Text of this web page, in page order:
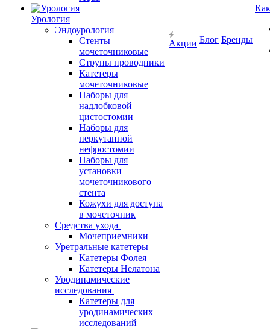
Урология
Эндоурология
Стенты
мочеточниковые
Струны проводники
Катетеры
мочеточниковые
Наборы для
надлобковой
цистостомии
Наборы для
перкутанной
нефростомии
Наборы для
установки
мочеточникового
стента
Кожухи для доступа
в мочеточник
Средства ухода
Мочеприемники
Уретральные катетеры
Катетеры Фолея
Катетеры Нелатона
Уродинамические
исследования
Катетеры для
уродинамических
исследований
Акции Блог Бренды